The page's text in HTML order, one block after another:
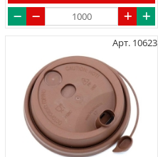
Арт. 10623